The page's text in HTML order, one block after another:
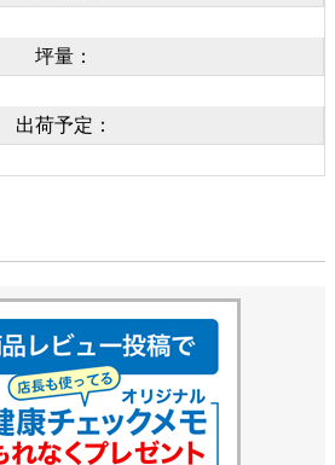
坪量：
出荷予定：